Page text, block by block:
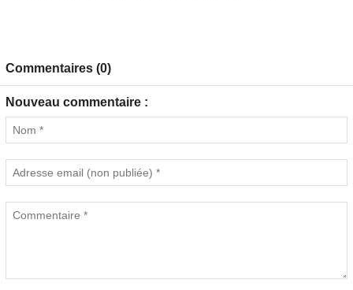
Commentaires (0)
Nouveau commentaire :